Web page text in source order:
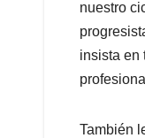
nuestro
insista en
También